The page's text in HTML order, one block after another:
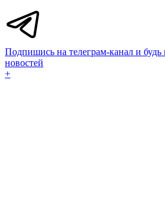
Подпишись на телеграм-канал и будь
новостей
+